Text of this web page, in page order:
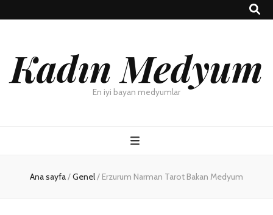
Kadın Medyum
En iyi bayan medyumlar
Ana sayfa/Genel/ Erzurum Narman Tarot Bakan Medyum